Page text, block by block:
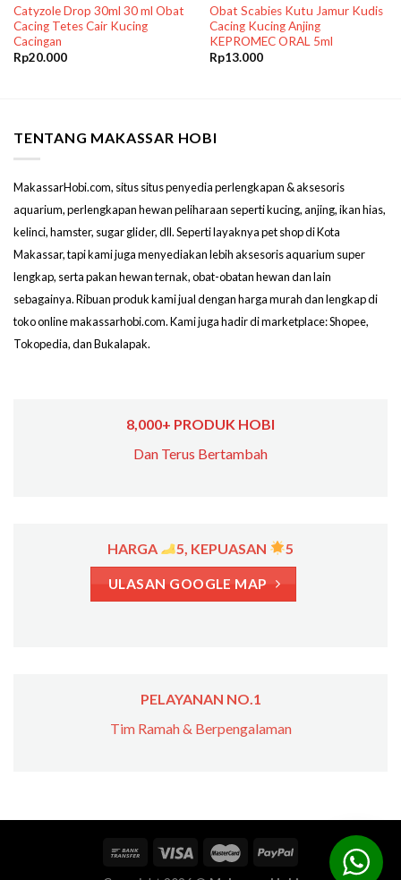
Catyzole Drop 30ml 30 ml Obat
Cacing Tetes Cair Kucing
Cacingan
Rp20.000
Obat Scabies Kutu Jamur Kudis
Cacing Kucing Anjing
KEPROMEC ORAL 5ml
Rp13.000
TENTANG MAKASSAR HOBI
MakassarHobi.com, situs situs penyedia perlengkapan & aksesoris
aquarium, perlengkapan hewan peliharaan seperti kucing, anjing, ikan hias,
kelinci, hamster, sugar glider, dll. Seperti layaknya pet shop di Kota
Makassar, tapi kami juga menyediakan lebih aksesoris aquarium super
lengkap, serta pakan hewan ternak, obat-obatan hewan dan lain
sebagainya. Ribuan produk kami jual dengan harga murah dan lengkap di
toko online makassarhobi.com. Kami juga hadir di marketplace: Shopee,
Tokopedia, dan Bukalapak.
8,000+ PRODUK HOBI
Dan Terus Bertambah
HARGA 5, KEPUASAN 5
ULASAN GOOGLE MAP
PELAYANAN NO.1
Tim Ramah & Berpengalaman